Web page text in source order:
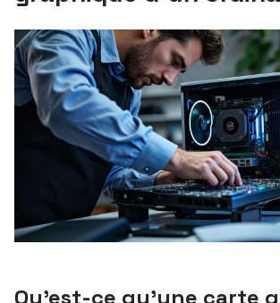
Qu’est-ce qu’une carte